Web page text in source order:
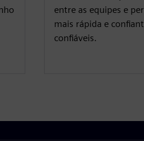
entre as equipes e
mais rápida e
confiáveis.